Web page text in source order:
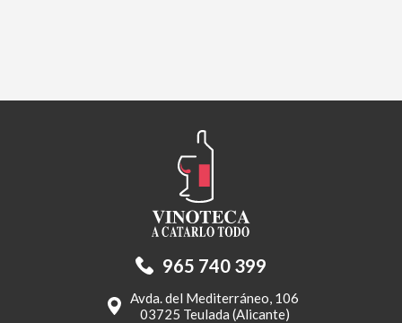
965 740 399
Avda. del Mediterráneo, 106
03725 Teulada (Alicante)